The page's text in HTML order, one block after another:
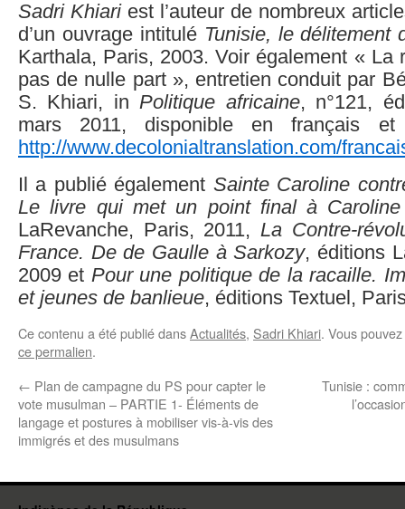
Sadri Khiariest l’auteur de nombreux
d’un ouvrage intitulé Tunisie, le délitement
Karthala, Paris, 2003. Voir également « La
pas de nulle part », entretien conduit par
S. Khiari, inPolitique africaine, n°121,
mars 2011, disponible en français
http://www.decolonialtranslation.com/
Il a publié également Sainte Caroline
Le livre qui met un point final à Caroline
LaRevanche, Paris, 2011, La Contre-
France. De de Gaulle à Sarkozy, éditions
2009 et Pour une politique de la racaille.
et jeunes de banlieue, éditions Textuel,
Ce contenu a été publié dansActualités, Sadri Khiari. Vous
ce permalien.
← Plan de campagne du PS pour capter le
vote musulman – PARTIE 1- Éléments de
langage et postures à mobiliser vis-à-vis des
immigrés et des musulmans
Tunisie :